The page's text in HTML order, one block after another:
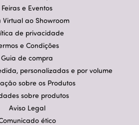
Feiras e Eventos
Virtual ao Showroom
de privacidade
e Condições
Guia de compra
personalizadas e por volume
sobre os Produtos
sobre produtos
Aviso Legal
ético